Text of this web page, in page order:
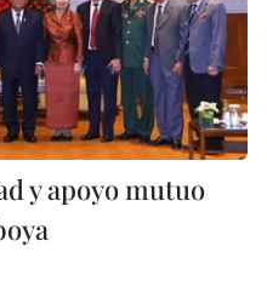
y apoyo mutuo